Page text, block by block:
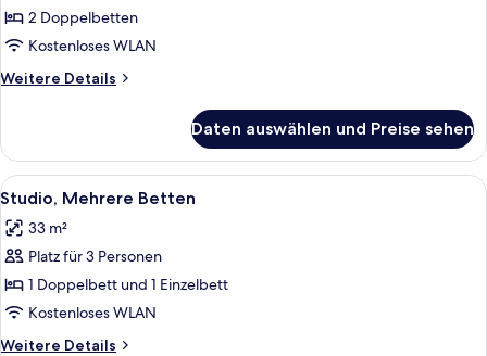
1
Schlafzimmer
anzeigen
2 Doppelbetten
Kostenloses WLAN
Weitere Details
Weitere
1
Schlafzimmer
Daten auswählen und Preise sehen
Alle
Fotos
für
Studio,
Mehrere
Betten
anzeigen
Studio, Mehrere Betten | Pillowtop-
4
Studio, Mehrere Betten
33 m²
Platz für 3 Personen
1 Doppelbett und 1 Einzelbett
Kostenloses WLAN
Weitere Details
Weitere